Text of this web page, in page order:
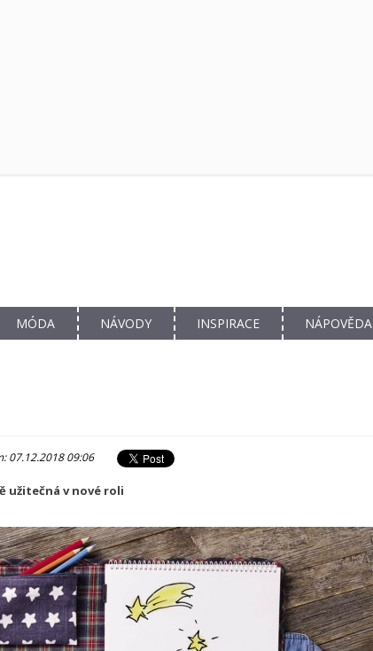
MÓDA NÁVODY INSPIRACE NÁPOVĚDA
07.12.2018 09:06
užitečná v nové roli